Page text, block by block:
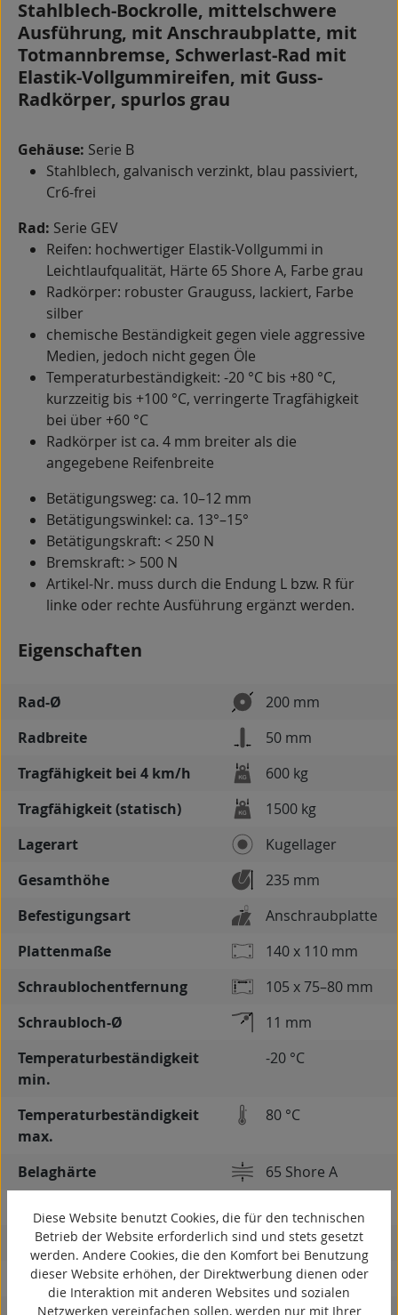
Stahlblech-Bockrolle, mittelschwere
Ausführung, mit Anschraubplatte, mit
Totmannbremse, Schwerlast-Rad mit
Elastik-Vollgummireifen, mit Guss-
Radkörper, spurlos grau
Gehäuse: Serie B
Stahlblech, galvanisch verzinkt, blau passiviert,
Cr6-frei
Rad: Serie GEV
Reifen: hochwertiger Elastik-Vollgummi in
Leichtlaufqualität, Härte 65 Shore A, Farbe grau
Radkörper: robuster Grauguss, lackiert, Farbe
silber
chemische Beständigkeit gegen viele aggressive
Medien, jedoch nicht gegen Öle
Temperaturbeständigkeit: -20 °C bis +80 °C,
kurzzeitig bis +100 °C, verringerte Tragfähigkeit
bei über +60 °C
Radkörper ist ca. 4 mm breiter als die
angegebene Reifenbreite
Betätigungsweg: ca. 10–12 mm
Betätigungswinkel: ca. 13°–15°
Betätigungskraft: < 250 N
Bremskraft: > 500 N
Artikel-Nr. muss durch die Endung L bzw. R für
linke oder rechte Ausführung ergänzt werden.
Eigenschaften
Rad-Ø
200 mm
Radbreite
50 mm
Tragfähigkeit bei 4 km/h
600 kg
Tragfähigkeit (statisch)
1500 kg
Lagerart
Kugellager
Gesamthöhe
235 mm
Befestigungsart
Anschraubplatte
Plattenmaße
140 x 110 mm
Schraublochentfernung
105 x 75–80 mm
Schraubloch-Ø
11 mm
Temperaturbeständigkeit
min.
-20 °C
Temperaturbeständigkeit
max.
80 °C
Belaghärte
65 Shore A
spurlos
kontaktverfärbungsfrei
Diese Website benutzt Cookies, die für den technischen
Betrieb der Website erforderlich sind und stets gesetzt
werden. Andere Cookies, die den Komfort bei Benutzung
dieser Website erhöhen, der Direktwerbung dienen oder
die Interaktion mit anderen Websites und sozialen
Netzwerken vereinfachen sollen, werden nur mit Ihrer